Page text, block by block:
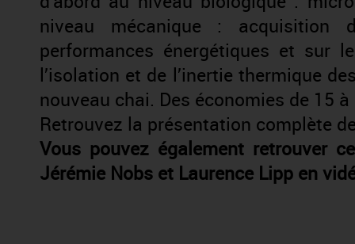
niveau mécanique : acquisition
performances énergétiques et sur
l’isolation et de l’inertie thermique
nouveau chai. Des économies de 15
Retrouvez la présentation complète
Vous pouvez également retrouver
Jérémie Nobs et Laurence Lipp en